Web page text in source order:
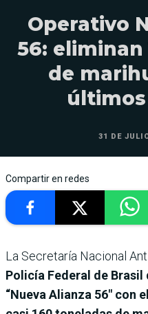
Operativo
56: eliminan
de
31 DE
Compartir en redes
La Secretaría Nacional
Policía Federal de
“Nueva Alianza 56″ con